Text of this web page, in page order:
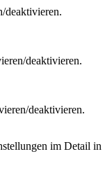
deaktivieren.
deaktivieren.
deaktivieren.
im Detail in